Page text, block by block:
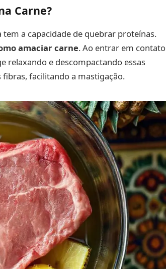
Carne?
a capacidade de quebrar proteínas.
amaciar carne. Ao entrar em contato
relaxando e descompactando essas
fibras, facilitando a mastigação.